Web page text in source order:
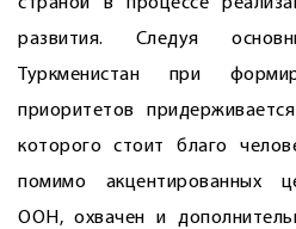
развития. Следуя
Туркменистан при
приоритетов
которого стоит благо
помимо акцентированных
ООН, охвачен и